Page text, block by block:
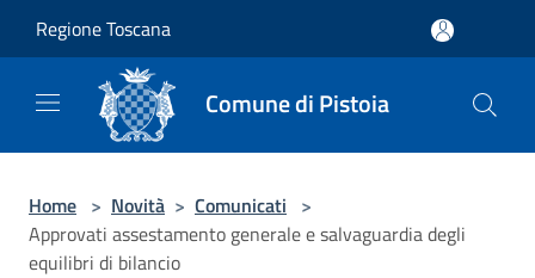
Regione Toscana
Comune di Pistoia
Home > Novità > Comunicati >
Approvati assestamento generale e salvaguardia degli
equilibri di bilancio